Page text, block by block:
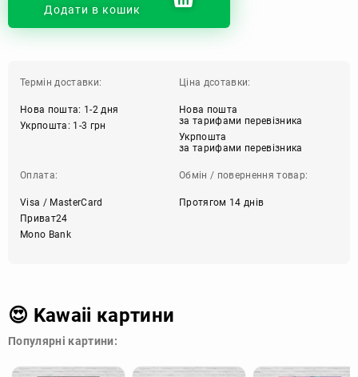
Додати в кошик
Термін доставки:
Нова пошта: 1-2 дня
Укрпошта: 1-3 грн
Ціна дсотавки:
Нова пошта
за тарифами перевізника
Укрпошта
за тарифами перевізника
Оплата:
Visa / MasterCard
Приват24
Mono Bank
Обмін / повернення товар:
Протягом 14 днів
😍 Kawaii картини
Популярні картини: